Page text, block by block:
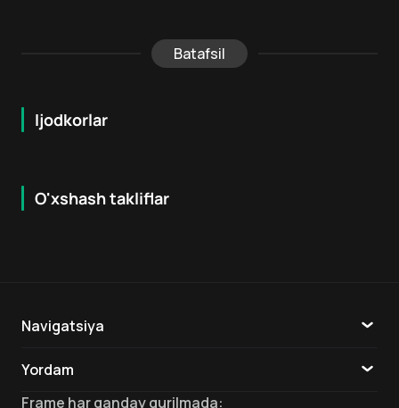
Batafsil
Ijodkorlar
O'xshash takliflar
18 + 6.4
Navigatsiya
Yordam
Aloqa
Frame har qanday qurilmada: